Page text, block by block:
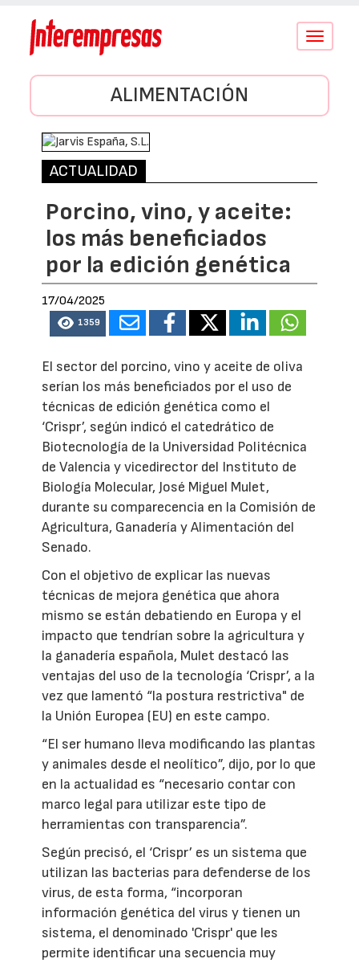
Conmutar
ALIMENTACIÓN
ACTUALIDAD
Porcino, vino, y aceite:
los más beneficiados
por la edición genética
17/04/2025
1359
El sector del porcino, vino y aceite de oliva
serían los más beneficiados por el uso de
técnicas de edición genética como el
‘Crispr’, según indicó el catedrático de
Biotecnología de la Universidad Politécnica
de Valencia y vicedirector del Instituto de
Biología Molecular, José Miguel Mulet,
durante su comparecencia en la Comisión de
Agricultura, Ganadería y Alimentación del
Senado.
Con el objetivo de explicar las nuevas
técnicas de mejora genética que ahora
mismo se están debatiendo en Europa y el
impacto que tendrían sobre la agricultura y
la ganadería española, Mulet destacó las
ventajas del uso de la tecnología ‘Crispr’, a la
vez que lamentó “la postura restrictiva" de
la Unión Europea (EU) en este campo.
“El ser humano lleva modificando las plantas
y animales desde el neolítico”, dijo, por lo que
en la actualidad es “necesario contar con
marco legal para utilizar este tipo de
herramientas con transparencia”.
Según precisó, el ‘Crispr’ es un sistema que
utilizan las bacterias para defenderse de los
virus, de esta forma, “incorporan
información genética del virus y tienen un
sistema, el denominado 'Crispr' que les
permite identificar una secuencia muy